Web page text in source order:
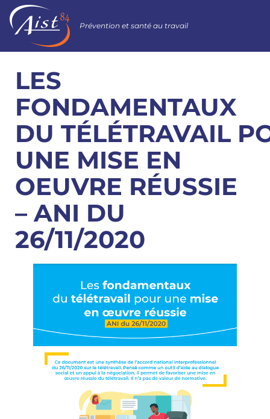
Prévention et santé au travail
LES
FONDAMENTAUX
DU TÉLÉTRAVAIL
UNE MISE EN
OEUVRE RÉUSSIE
– ANI DU
26/11/2020